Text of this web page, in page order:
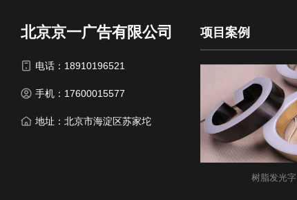
北京京一广告有限公司
电话：18910196521
手机：17600015577
地址：北京市海淀区苏家坨
项目案例
树脂发光字